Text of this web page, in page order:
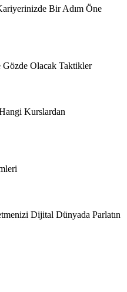
Bir Adım Öne
Gözde Olacak Taktikler
Kurslardan
Dijital Dünyada Parlatın